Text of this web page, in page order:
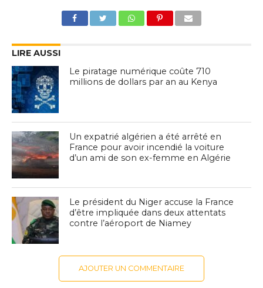
LIRE AUSSI
Le piratage numérique coûte 710
millions de dollars par an au Kenya
Un expatrié algérien a été arrêté en
France pour avoir incendié la voiture
d’un ami de son ex-femme en Algérie
Le président du Niger accuse la France
d’être impliquée dans deux attentats
contre l’aéroport de Niamey
AJOUTER UN COMMENTAIRE